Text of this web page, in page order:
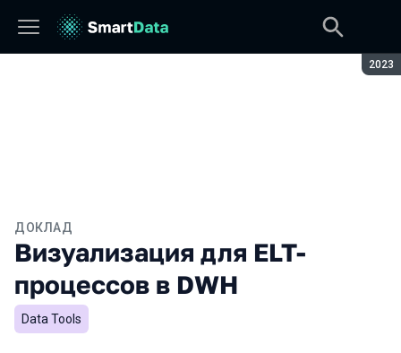
2023
ДОКЛАД
Визуализация для ELT-
процессов в DWH
Data Tools